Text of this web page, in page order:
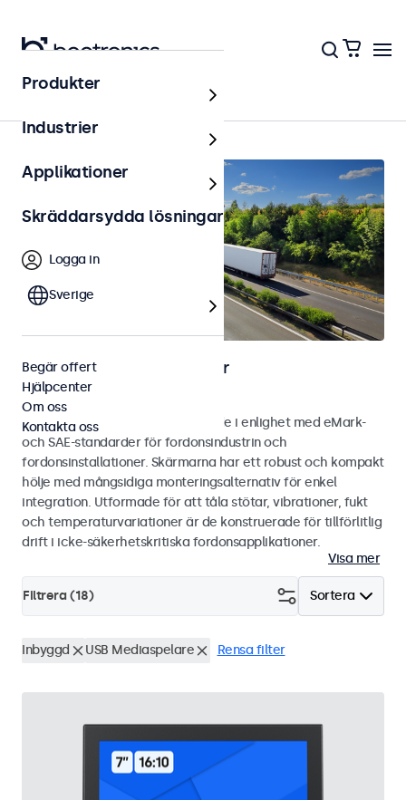
Hem
Bild- och touchskärmar för
fordonsapplikationer
Bild- och touchskärmar utvecklade i enlighet med eMark-
och SAE-standarder för fordonsindustrin och
fordonsinstallationer. Skärmarna har ett robust och kompakt
hölje med mångsidiga monteringsalternativ för enkel
integration. Utformade för att tåla stötar, vibrationer, fukt
och temperaturvariationer är de konstruerade för tillförlitlig
drift i icke-säkerhetskritiska fordonsapplikationer.
Visa mer
Sortera
Filtrera (18)
Inbyggd USB Mediaspelare Rensa filter
Produkter
Industrier
Applikationer
Skräddarsydda lösningar
Logga in
Sverige
Begär offert
Hjälpcenter
Om oss
Kontakta oss